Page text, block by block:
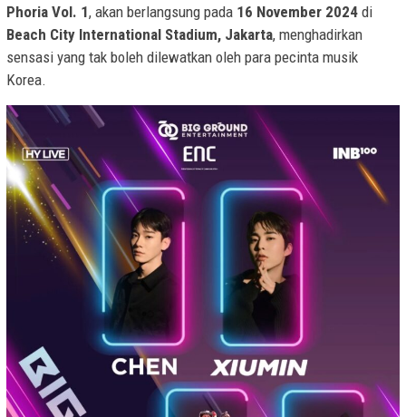
Phoria Vol. 1, akan berlangsung pada 16 November 2024 di
Beach City International Stadium, Jakarta, menghadirkan
sensasi yang tak boleh dilewatkan oleh para pecinta musik
Korea.